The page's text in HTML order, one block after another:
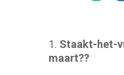
1. Staakt-het-
maart??